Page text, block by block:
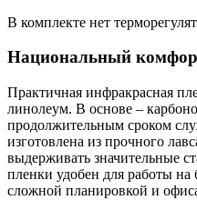
В комплекте нет
Национальный
Практичная инфракрасная
линолеум. В основе –
продолжительным сроком
изготовлена из прочного
выдерживать значительные
пленки удобен для работы
сложной планировкой и